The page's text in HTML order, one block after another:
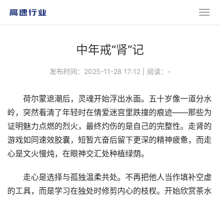
中年戒“肾”记
发布时间：2025-11-28 17:12 阅读： -
荷尔蒙退潮后，灵魂开始浮出水面。五十岁像一道分水
岭，突然看清了年轻时在情爱迷宫里跌撞的痕迹——那些为
证明魅力点燃的烈火，最终灼伤的是自己的完整性。走肾的
游戏如同速效胶囊，短暂亢奋后留下更深的精神疲惫，而走
心是文火慢炖，在眼神交汇处种植绿荫。
走心是选择与孤独温柔共处。不再把他人当作填补空虚
的工具，而是学习在独处时修剪内心的枝杈。开始欣赏茶水